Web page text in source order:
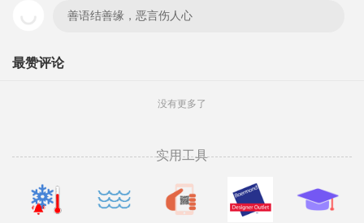
善语结善缘，恶言伤人心
最赞评论
没有更多了
实用工具